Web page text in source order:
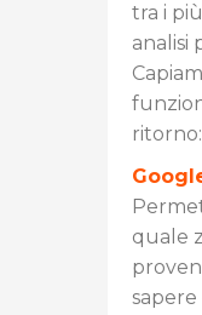
tra i
analisi
ritorno:
quale